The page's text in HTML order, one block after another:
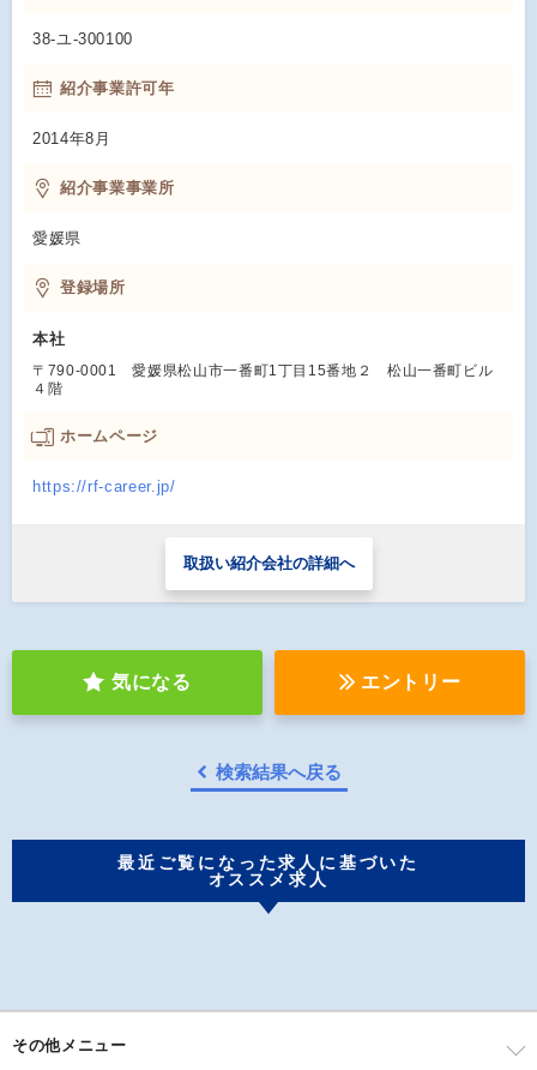
38-ユ-300100
紹介事業許可年
2014年8月
紹介事業事業所
愛媛県
登録場所
本社
〒790-0001 愛媛県松山市一番町1丁目15番地２ 松山一番町ビル
４階
ホームページ
https://rf-career.jp/
取扱い紹介会社の詳細へ
気になる エントリー
検索結果へ戻る
最近ご覧になった求人に基づいた
オススメ求人
その他メニュー